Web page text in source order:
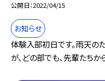
公開日 2022/04/15
お知らせ
体験入部初日です。雨天の
が、どの部でも、先輩たちか